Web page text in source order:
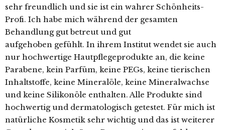
sehr freundlich und sie ist ein wahrer Schönheits-
Profi. Ich habe mich während der gesamten
Behandlung gut betreut und gut
aufgehoben gefühlt. In ihrem Institut wendet sie auch
nur hochwertige Hautpflegeprodukte an, die keine
Parabene, kein Parfüm, keine PEGs, keine tierischen
Inhaltstoffe, keine Mineralöle, keine Mineralwachse
und keine Silikonöle enthalten. Alle Produkte sind
hochwertig und dermatologisch getestet. Für mich ist
natürliche Kosmetik sehr wichtig und das ist weiterer